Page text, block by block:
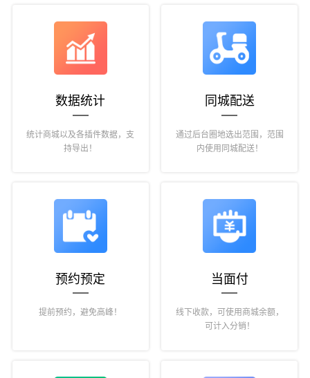
数据统计
统计商城以及各插件数据，支
持导出！
同城配送
通过后台圈地选出范围，范围
内使用同城配送！
预约预定
提前预约，避免高峰！
当面付
线下收款，可使用商城余额，
可计入分销！